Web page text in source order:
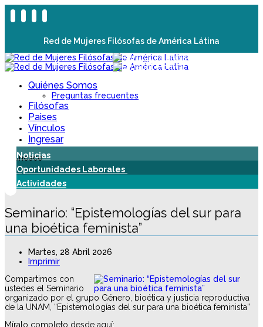
Red de Mujeres Filósofas de América Látina
Quiénes Somos
Preguntas frecuentes
Filósofas
Paises
Vínculos
Ingresar
Noticias
Oportunidades Laborales
Actividades
Seminario: “Epistemologías del sur para
una bioética feminista”
Martes, 28 Abril 2026
Imprimir
Compartimos con
ustedes el Seminario
organizado por el grupo Género, bioética y justicia reproductiva
de la UNAM, “Epistemologías del sur para una bioética feminista”
Míralo completo desde aquí: